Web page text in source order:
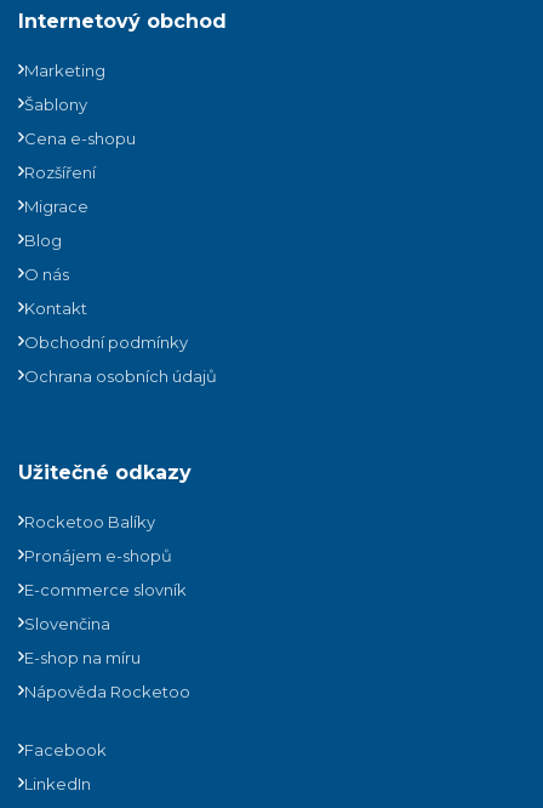
Internetový obchod
Marketing
Šablony
Cena e-shopu
Rozšíření
Migrace
Blog
O nás
Kontakt
Obchodní podmínky
Ochrana osobních údajů
Užitečné odkazy
Rocketoo Balíky
Pronájem e-shopů
E-commerce slovník
Slovenčina
E-shop na míru
Nápověda Rocketoo
Facebook
LinkedIn